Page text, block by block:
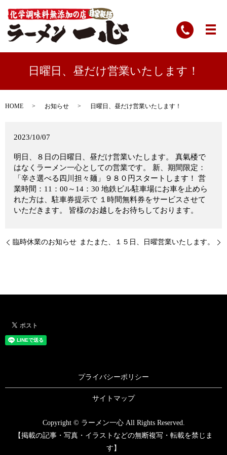
日曜日、昼だけ営業いたします！
HOME お知らせ 日曜日、昼だけ営業いたします！
2023/10/07
明日、８日の日曜日、昼だけ営業いたします。 真氣楼で
はなくラーメン一心としての営業です。 新、期間限定：
「辛さ選べる四川担々麺」９８０円スタートします！ 営
業時間：11：00～14：30 地鉄ビル駐車場にお車を止めら
れた方は、駐車券提示で １時間無料券をサービスさせて
いただきます。 皆様のお越しをお待ちしております。
臨時休業のお知らせ またまた、１５日、日曜営業いたします。
プライバシーポリシー
サイトマップ
Copyright © ラーメン一心 All Rights Reserved.
【掲載の記事・写真・イラストなどの無断複写・転載を禁じま
す】